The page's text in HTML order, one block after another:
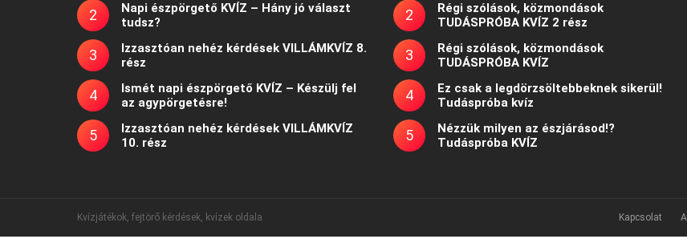
Napi észpörgető KVÍZ – Hány jó választ
tudsz?
Izzasztóan nehéz kérdések VILLÁMKVÍZ 8.
rész
Ismét napi észpörgető KVÍZ – Készülj fel
az agypörgetésre!
Izzasztóan nehéz kérdések VILLÁMKVÍZ
10. rész
Régi szólások, közmondások
TUDÁSPRÓBA KVÍZ 2 rész
Régi szólások, közmondások
TUDÁSPRÓBA KVÍZ
Ez csak a legdörzsöltebbeknek sikerül!
Tudáspróba kvíz
Nézzük milyen az észjárásod!?
Tudáspróba KVÍZ
Kvízjátékok, fejtörő kérdések, kvízek oldala Kapcsolat